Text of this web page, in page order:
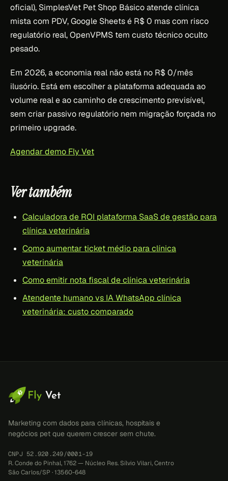
oficial), SimplesVet Pet Shop Básico atende clínica
mista com PDV, Google Sheets é R$ 0 mas com risco
regulatório real, OpenVPMS tem custo técnico oculto
pesado.
Em 2026, a economia real não está no R$ 0/mês
ilusório. Está em escolher a plataforma adequada ao
volume real e ao caminho de crescimento previsível,
sem criar passivo regulatório nem migração forçada no
primeiro upgrade.
Agendar demo Fly Vet
Ver também
Calculadora de ROI plataforma SaaS de gestão para
clínica veterinária
Como aumentar ticket médio para clínica
veterinária
Como emitir nota fiscal de clínica veterinária
Atendente humano vs IA WhatsApp clínica
veterinária: custo comparado
Marketing com dados para clínicas, hospitais e
negócios pet que querem crescer sem chute.
CNPJ 52.920.249/0001-19
R. Conde do Pinhal, 1762 — Núcleo Res. Sílvio Vilari, Centro
São Carlos/SP · 13560-648